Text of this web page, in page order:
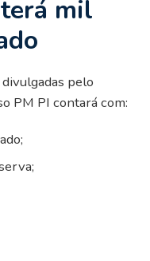
mil
pelo
PM PI contará com: